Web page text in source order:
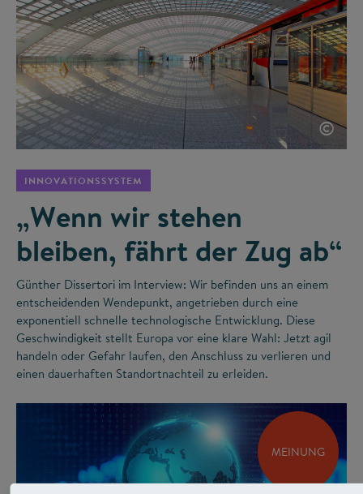
©
INNOVATIONSSYSTEM
„Wenn wir stehen
bleiben, fährt der Zug ab“
Günther Dissertori im Interview: Wir befinden uns an einem
entscheidenden Wendepunkt, angetrieben durch eine
exponentiell schnelle technologische Entwicklung. Diese
Geschwindigkeit stellt Europa vor eine klare Wahl: Jetzt agil
handeln oder Gefahr laufen, den Anschluss zu verlieren und
einen dauerhaften Standortnachteil zu erleiden.
MEINUNG